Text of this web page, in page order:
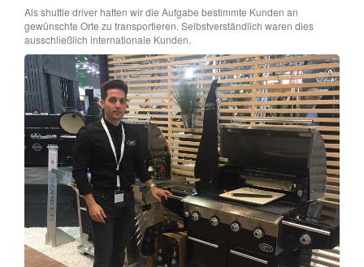
Als shuttle driver hatten wir die Aufgabe bestimmte Kunden an
gewünschte Orte zu transportieren. Selbstverständlich waren dies
ausschließlich internationale Kunden.